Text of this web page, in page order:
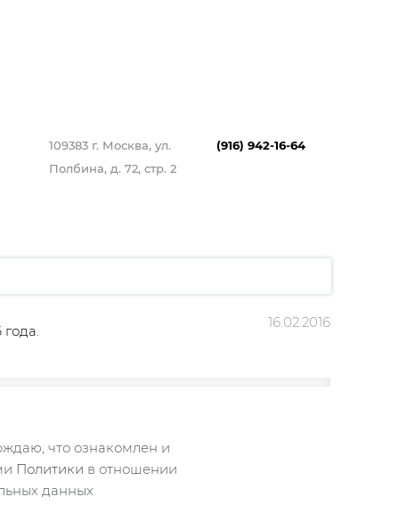
109383 г. Москва, ул.
Полбина, д. 72, стр. 2
(916) 942-16-64
16.02.2016
что ознакомлен и
Политики в отношении
данных